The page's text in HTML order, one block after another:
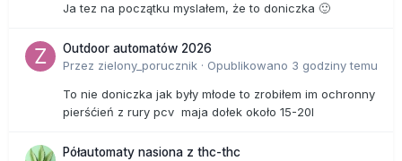
Ja tez na początku myslałem, że to doniczka 🙂
Outdoor automatów 2026
Przez zielony_porucznik · Opublikowano 3 godziny temu
To nie doniczka jak były młode to zrobiłem im ochronny
pierśćień z rury pcv maja dołek około 15-20l
Półautomaty nasiona z thc-thc